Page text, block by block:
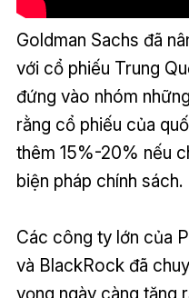
Goldman Sachs đã
với cổ phiếu Trung
đứng vào nhóm
rằng cổ phiếu của
thêm 15%-20% nếu
biện pháp chính sách.
Các công ty lớn của
và BlackRock đã
vọng ngày càng tăng